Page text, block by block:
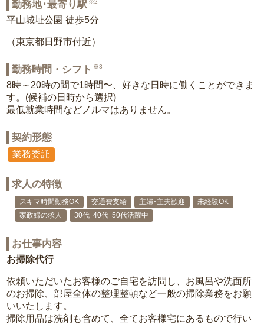
勤務地･最寄り駅 ※2
平山城址公園 徒歩5分
（東京都日野市付近）
勤務時間・シフト ※3
8時～20時の間で1時間〜、好きな日時に働くことができま
す。(候補の日時から選択)
最低就業時間などノルマはありません。
契約形態
業務委託
求人の特徴
スキマ時間勤務OK 交通費支給 主婦･主夫歓迎
未経験OK
家政婦の求人
30代･40代･50代活躍中
お仕事内容
お掃除代行
依頼いただいたお客様のご自宅を訪問し、お風呂や洗面所
のお掃除、部屋全体の整理整頓など一般の掃除業務をお願
いいたします。
掃除用品は洗剤も含めて、全てお客様宅にあるもので行い